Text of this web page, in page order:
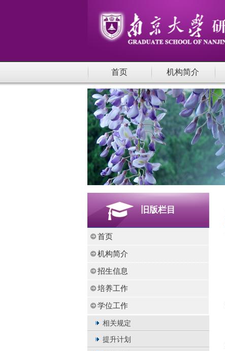
首页 机构简介
旧版栏目
首页
机构简介
招生信息
培养工作
学位工作
相关规定
提升计划